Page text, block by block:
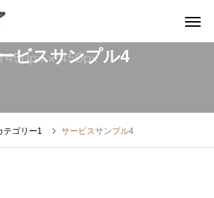
ビスサンプル4
テゴリー1 サービスサンプル4